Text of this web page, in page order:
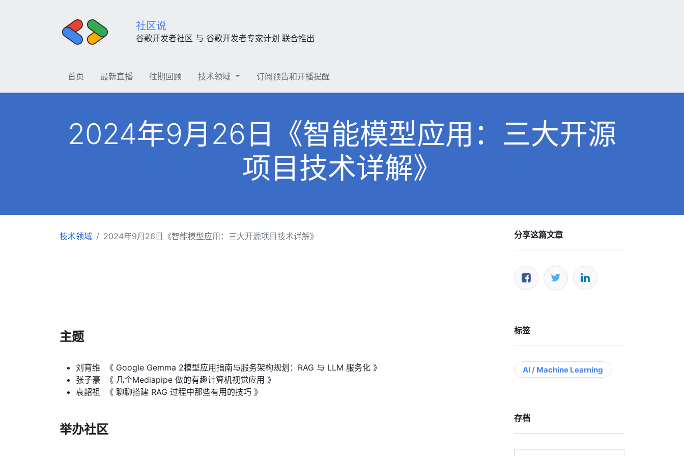
社区说
谷歌开发者社区 与 谷歌开发者专家计划 联合推出
首页 最新直播 往期回顾 技术领域 订阅预告和开播提醒
2024年9月26日《智能模型应用：三大开源
项目技术详解》
技术领域 2024年9月26日《智能模型应用：三大开源项目技术详解》
主题
刘育维 《 Google Gemma 2模型应用指南与服务架构规划：RAG 与 LLM 服务化 》
张子豪 《 几个Mediapipe 做的有趣计算机视觉应用 》
袁韶祖 《 聊聊搭建 RAG 过程中那些有用的技巧 》
举办社区
分享这篇文章
标签
AI / Machine Learning
存档